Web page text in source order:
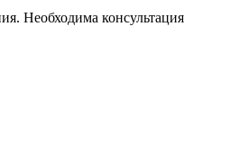
Необходима консультация